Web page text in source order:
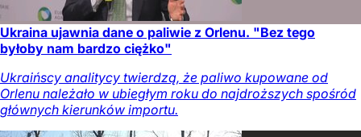
Ukraina ujawnia dane o paliwie z Orlenu. "Bez tego
byłoby nam bardzo ciężko"
Ukraińscy analitycy twierdzą, że paliwo kupowane od
Orlenu należało w ubiegłym roku do najdroższych spośród
głównych kierunków importu.